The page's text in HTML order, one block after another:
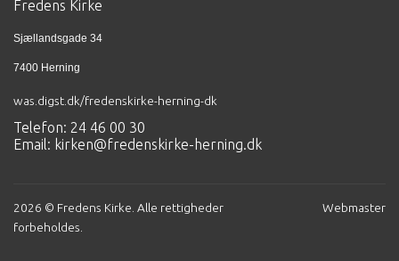
Fredens Kirke
Sjællandsgade 34
7400 Herning
was.digst.dk/fredenskirke-herning-dk
Telefon: 24 46 00 30
Email: kirken@fredenskirke-herning.dk
2026 © Fredens Kirke. Alle rettigheder
forbeholdes.
Webmaster